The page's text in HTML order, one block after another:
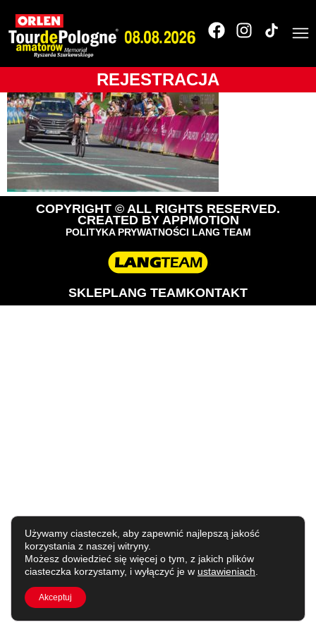
REJESTRACJA
085_TdPA__O5B3134
COPYRIGHT © ALL RIGHTS RESERVED.
CREATED BY APPMOTION
POLITYKA PRYWATNOŚCI LANG TEAM
SKLEPLANG TEAMKONTAKT
Używamy ciasteczek, aby zapewnić najlepszą jakość
korzystania z naszej witryny.
Możesz dowiedzieć się więcej o tym, z jakich plików
ciasteczka korzystamy, i wyłączyć je w ustawieniach
Akceptuj